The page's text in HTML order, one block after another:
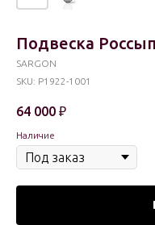
Подвеска
SARGON
SKU: P1922-1001
64 000 ₽
Наличие